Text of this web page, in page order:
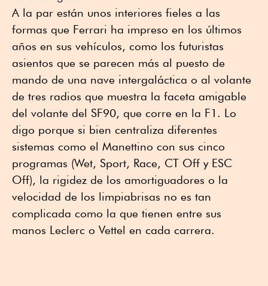
A la par están unos interiores fieles a las
formas que Ferrari ha impreso en los últimos
años en sus vehículos, como los futuristas
asientos que se parecen más al puesto de
mando de una nave intergaláctica o al volante
de tres radios que muestra la faceta amigable
del volante del SF90, que corre en la F1. Lo
digo porque si bien centraliza diferentes
sistemas como el Manettino con sus cinco
programas (Wet, Sport, Race, CT Off y ESC
Off), la rigidez de los amortiguadores o la
velocidad de los limpiabrisas no es tan
complicada como la que tienen entre sus
manos Leclerc o Vettel en cada carrera.